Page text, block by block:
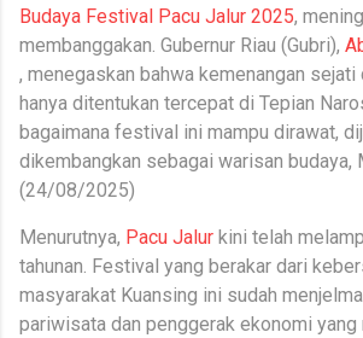
Budaya Festival Pacu Jalur 2025,
membanggakan. Gubernur Riau (Gubri),
, menegaskan bahwa kemenangan sejati
hanya ditentukan tercepat di Tepian
bagaimana festival ini mampu dirawat,
dikembangkan sebagai warisan budaya,
(24/08/2025)
Menurutnya, Pacu Jalur kini telah
tahunan. Festival yang berakar dari
masyarakat Kuansing ini sudah
pariwisata dan penggerak ekonomi yang